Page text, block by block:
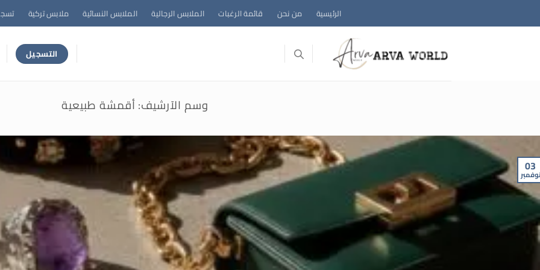
للمحتوى
الرئيسية من نحن قائمة الرغبات الملابس الرجالية الملابس النسائية ملابس تركية
التسجيل
وسم الآرشيف:أقمشة طبيعية
03
نوفمبر